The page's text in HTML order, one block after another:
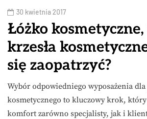
30 kwietnia 2017
Łóżko
krzesła
się zaopatrzyć?
Wybór odpowiedniego wyposażenia
kosmetycznego to kluczowy krok, który
komfort zarówno specjalisty, jak i